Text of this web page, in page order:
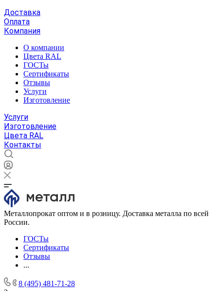
Доставка
Оплата
Компания
О компании
Цвета RAL
ГОСТы
Сертификаты
Отзывы
Услуги
Изготовление
Услуги
Изготовление
Цвета RAL
Контакты
Металлопрокат оптом и в розницу. Доставка металла по всей
России.
ГОСТы
Сертификаты
Отзывы
...
8 (495) 481-71-28